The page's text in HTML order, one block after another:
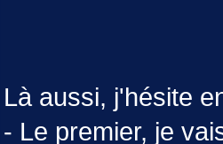
Là aussi, j'hésite
- Le premier, je